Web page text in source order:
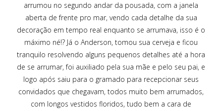
arrumou no segundo andar da pousada, com a janela
aberta de frente pro mar, vendo cada detalhe da sua
decoração em tempo real enquanto se arrumava, isso é o
máximo né!? Já o Anderson, tomou sua cerveja e ficou
tranquilo resolvendo alguns pequenos detalhes até a hora
de se arrumar, foi auxiliado pela sua mãe e pelo seu pai, e
logo após saiu para o gramado para recepcionar seus
convidados que chegavam, todos muito bem arrumados,
com longos vestidos floridos, tudo bem a cara de